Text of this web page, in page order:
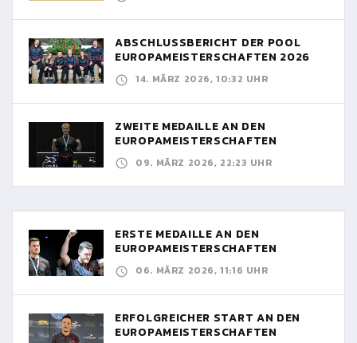
ABSCHLUSSBERICHT DER POOL
EUROPAMEISTERSCHAFTEN 2026
14. MÄRZ 2026, 10:32 UHR
ZWEITE MEDAILLE AN DEN
EUROPAMEISTERSCHAFTEN
09. MÄRZ 2026, 22:23 UHR
ERSTE MEDAILLE AN DEN
EUROPAMEISTERSCHAFTEN
06. MÄRZ 2026, 11:16 UHR
ERFOLGREICHER START AN DEN
EUROPAMEISTERSCHAFTEN